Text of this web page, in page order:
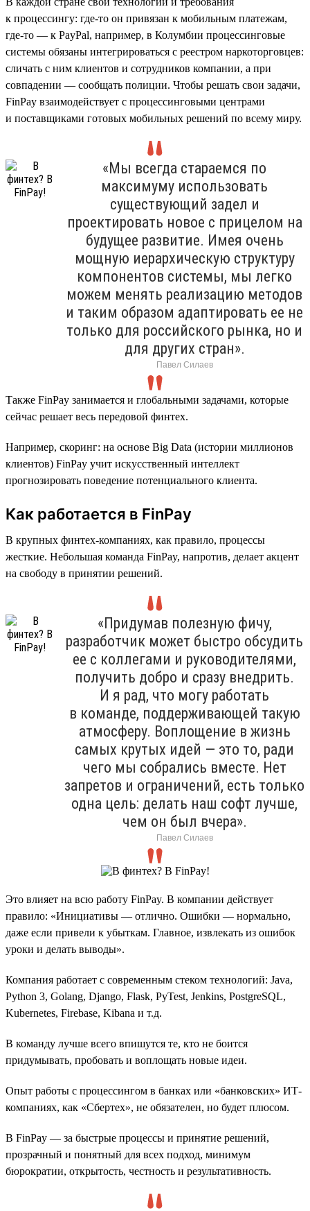
к процессингу: где-то он привязан к мобильным платежам,
где-то — к PayPal, например, в Колумбии процессинговые
системы обязаны интегрироваться с реестром наркоторговцев:
сличать с ним клиентов и сотрудников компании, а при
совпадении — сообщать полиции. Чтобы решать свои задачи,
FinPay взаимодействует с процессинговыми центрами
и поставщиками готовых мобильных решений по всему миру.
«Мы всегда стараемся по
максимуму использовать
существующий задел и
проектировать новое с прицелом на
будущее развитие. Имея очень
мощную иерархическую структуру
компонентов системы, мы легко
можем менять реализацию методов
и таким образом адаптировать ее не
только для российского рынка, но и
для других стран».
Павел Силаев
Также FinPay занимается и глобальными задачами, которые
сейчас решает весь передовой финтех.
Например, скоринг: на основе Big Data (истории миллионов
клиентов) FinPay учит искусственный интеллект
прогнозировать поведение потенциального клиента.
Как работается в FinPay
В крупных финтех-компаниях, как правило, процессы
жесткие. Небольшая команда FinPay, напротив, делает акцент
на свободу в принятии решений.
«Придумав полезную фичу,
разработчик может быстро обсудить
ее с коллегами и руководителями,
получить добро и сразу внедрить.
И я рад, что могу работать
в команде, поддерживающей такую
атмосферу. Воплощение в жизнь
самых крутых идей — это то, ради
чего мы собрались вместе. Нет
запретов и ограничений, есть только
одна цель: делать наш софт лучше,
чем он был вчера».
Павел Силаев
Это влияет на всю работу FinPay. В компании действует
правило: «Инициативы — отлично. Ошибки — нормально,
даже если привели к убыткам. Главное, извлекать из ошибок
уроки и делать выводы».
Компания работает с современным стеком технологий: Java,
Python 3, Golang, Django, Flask, PyTest, Jenkins, PostgreSQL,
Kubernetes, Firebase, Kibana и т.д.
В команду лучше всего впишутся те, кто не боится
придумывать, пробовать и воплощать новые идеи.
Опыт работы с процессингом в банках или «банковских» ИТ-
компаниях, как «Сбертех», не обязателен, но будет плюсом.
В FinPay — за быстрые процессы и принятие решений,
прозрачный и понятный для всех подход, минимум
бюрократии, открытость, честность и результативность.